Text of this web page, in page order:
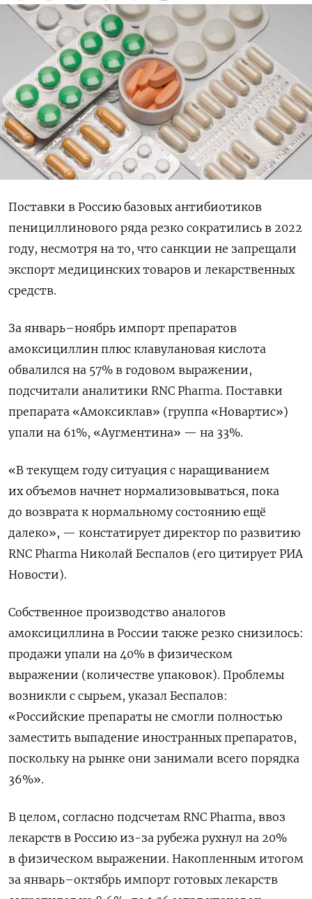
Поставки в Россию базовых антибиотиков
пенициллинового ряда резко сократились в 2022
году, несмотря на то, что санкции не запрещали
экспорт медицинских товаров и лекарственных
средств.
За январь–ноябрь импорт препаратов
амоксициллин плюс клавулановая кислота
обвалился на 57% в годовом выражении,
подсчитали аналитики RNC Pharma. Поставки
препарата «Амоксиклав» (группа «Новартис»)
упали на 61%, «Аугментина» — на 33%.
«В текущем году ситуация с наращиванием
их объемов начнет нормализовываться, пока
до возврата к нормальному состоянию ещё
далеко», — констатирует директор по развитию
RNC Pharma Николай Беспалов (его цитирует РИА
Новости).
Собственное производство аналогов
амоксициллина в России также резко снизилось:
продажи упали на 40% в физическом
выражении (количестве упаковок). Проблемы
возникли с сырьем, указал Беспалов:
«Российские препараты не смогли полностью
заместить выпадение иностранных препаратов,
поскольку на рынке они занимали всего порядка
36%».
В целом, согласно подсчетам RNC Pharma, ввоз
лекарств в Россию из-за рубежа рухнул на 20%
в физическом выражении. Накопленным итогом
за январь–октябрь импорт готовых лекарств